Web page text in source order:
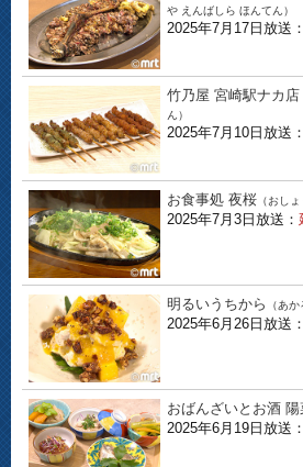
や えんばしら ほんてん）
2025年7月17日放送
竹乃屋 宮崎駅ナカ店
ん）
2025年7月10日放送
お食事処 夜桜 （おし
2025年7月3日放送：
明るいうちから （あ
2025年6月26日放送
おばんざいとお酒 陽
2025年6月19日放送